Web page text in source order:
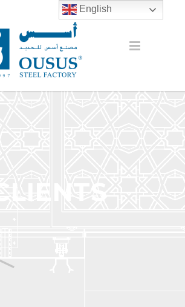
English